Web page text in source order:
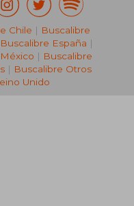
Chile | Buscalibre
Buscalibre España |
| Buscalibre
| Buscalibre Otros
Unido